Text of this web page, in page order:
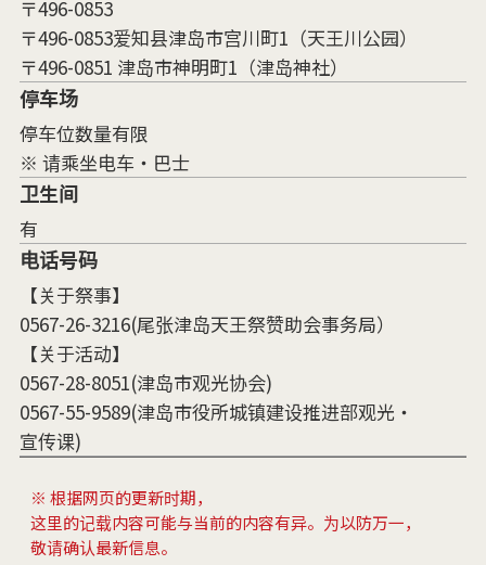
〒496-0853
〒496-0853爱知县津岛市宫川町1（天王川公园）
〒496-0851 津岛市神明町1（津岛神社）
停车场
停车位数量有限
※ 请乘坐电车・巴士
卫生间
有
电话号码
【关于祭事】
0567-26-3216(尾张津岛天王祭赞助会事务局）
【关于活动】
0567-28-8051(津岛市观光协会)
0567-55-9589(津岛市役所城镇建设推进部观光・
宣传课)
※ 根据网页的更新时期，
这里的记载内容可能与当前的内容有异。为以防万一，
敬请确认最新信息。